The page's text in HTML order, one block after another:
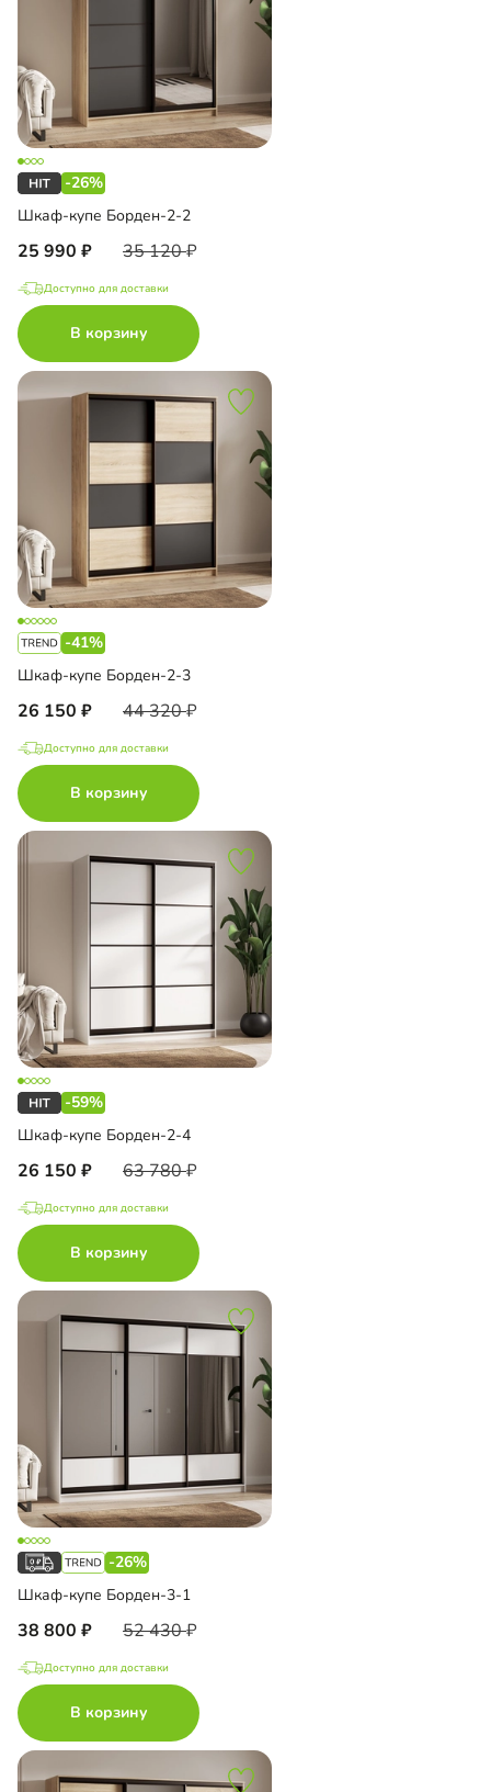
-26%
Шкаф-купе Борден-2-2
25 990 35 120
Доступно для доставки
В корзину
-41%
Шкаф-купе Борден-2-3
26 150 44 320
Доступно для доставки
В корзину
-59%
Шкаф-купе Борден-2-4
26 150 63 780
Доступно для доставки
В корзину
-26%
Шкаф-купе Борден-3-1
38 800 52 430
Доступно для доставки
В корзину